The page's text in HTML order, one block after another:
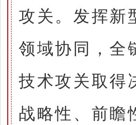
攻关。发挥新
领域协同，全
技术攻关取得
战略性、前瞻